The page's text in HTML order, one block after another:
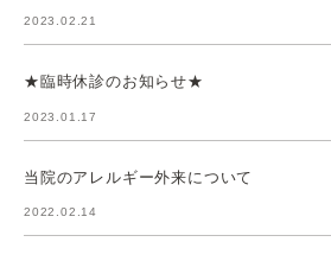
2023.02.21
★臨時休診のお知らせ★
2023.01.17
当院のアレルギー外来について
2022.02.14